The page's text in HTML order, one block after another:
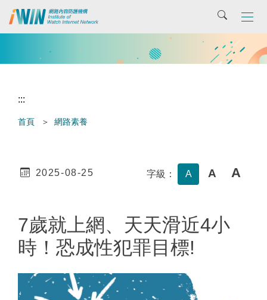
主
要
搜尋
:::
首頁 網路素養
2025-08-25 字級： A A A
7歲就上網、天天滑近4小
時！恐成性犯罪目標!